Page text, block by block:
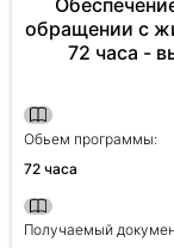
обращении с
72 часа -
Обьем программы:
72 часа
Получаемый